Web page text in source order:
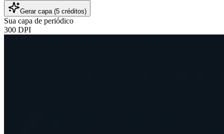
Gerar capa (5 créditos)
Sua capa de periódico
300 DPI